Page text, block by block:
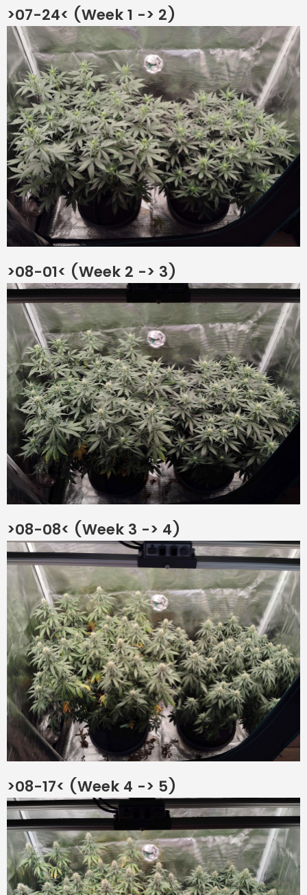
>07-24< (Week 1 -> 2)
>08-01< (Week 2 -> 3)
>08-08< (Week 3 -> 4)
>08-17< (Week 4 -> 5)